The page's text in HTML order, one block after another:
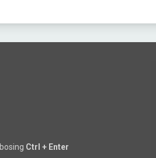
Ctrl + Enter